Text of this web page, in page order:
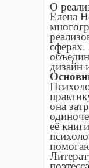
О
Елена
сферах.
дизайн
она
её